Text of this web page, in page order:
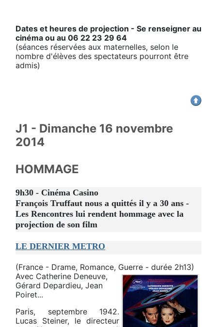
Dates et heures de projection - Se renseigner au
cinéma ou au 06 22 23 29 64
(séances réservées aux maternelles, selon le
nombre d'élèves des spectateurs pourront être
admis)
J1 - Dimanche 16 novembre
2014
HOMMAGE
9h30 - Cinéma Casino
François Truffaut nous a quittés il y a 30 ans -
Les Rencontres lui rendent hommage avec la
projection de son film
LE DERNIER METRO
(France - Drame, Romance, Guerre - durée 2h13)
Avec Catherine Deneuve,
Gérard Depardieu, Jean
Poiret...
Paris, septembre 1942.
Lucas Steiner, le directeur